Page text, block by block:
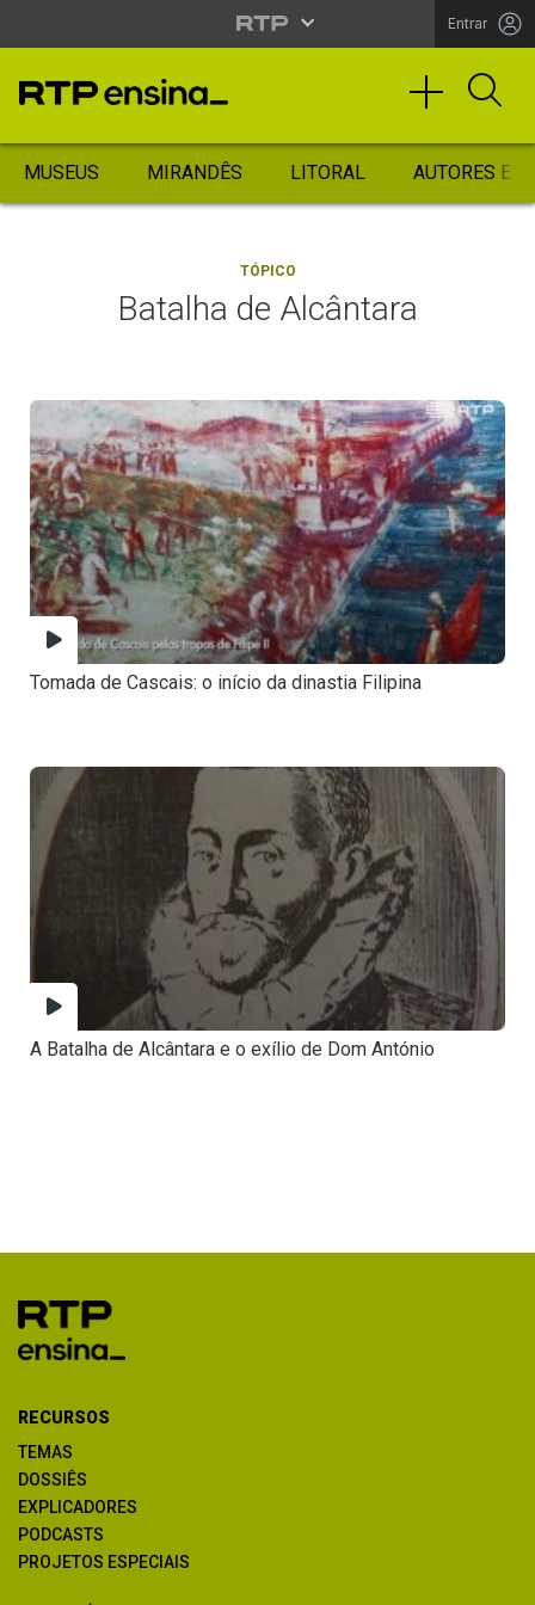
Entrar
MUSEUS MIRANDÊS LITORAL AUTORES
TÓPICO
Batalha de Alcântara
Tomada de Cascais: o início da dinastia Filipina
A Batalha de Alcântara e o exílio de Dom António
RECURSOS
TEMAS
DOSSIÊS
EXPLICADORES
PODCASTS
PROJETOS ESPECIAIS